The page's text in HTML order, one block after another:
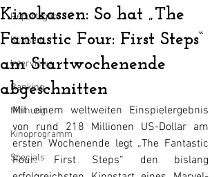
Reportagen
Kritiken
Interviews
Ranking
Meinung
Kinoprogramm
Specials
Kinokassen: So hat „The
Fantastic Four: First Steps“
am Startwochenende
abgeschnitten
Mit einem weltweiten Einspielergebnis
von rund 218 Millionen US-Dollar am
ersten Wochenende legt „The Fantastic
Four: First Steps“ den bislang